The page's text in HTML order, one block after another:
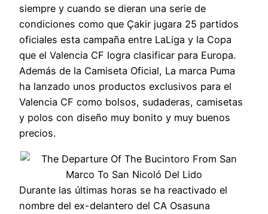
siempre y cuando se dieran una serie de
condiciones como que Çakir jugara 25 partidos
oficiales esta campaña entre LaLiga y la Copa
que el Valencia CF logra clasificar para Europa.
Además de la Camiseta Oficial, La marca Puma
ha lanzado unos productos exclusivos para el
Valencia CF como bolsos, sudaderas, camisetas
y polos con diseño muy bonito y muy buenos
precios.
Durante las últimas horas se ha reactivado el
nombre del ex-delantero del CA Osasuna